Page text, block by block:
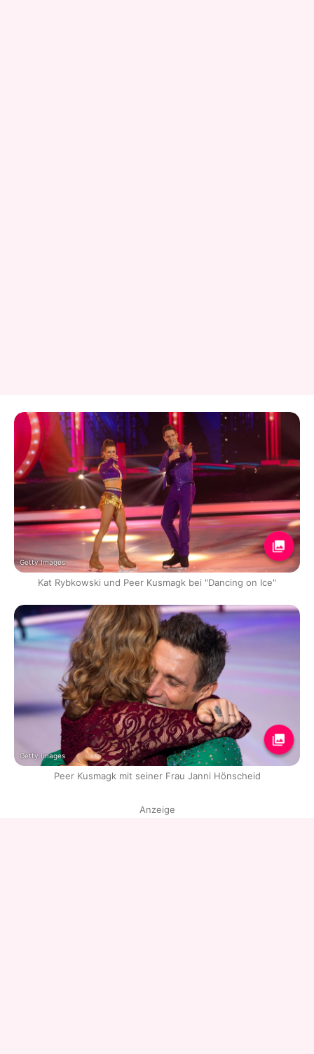
Getty Images
Kat Rybkowski und Peer Kusmagk bei "Dancing on Ice"
Getty Images
Peer Kusmagk mit seiner Frau Janni Hönscheid
Anzeige